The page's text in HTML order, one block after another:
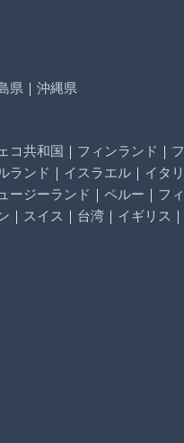
県 ｜ 沖縄県
コ共和国 ｜ フィンランド ｜ フ
ランド ｜ イスラエル ｜ イタリ
ージーランド ｜ ペルー ｜ フィ
｜ スイス ｜ 台湾 ｜ イギリス ｜